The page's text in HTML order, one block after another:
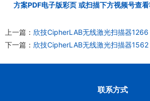
方案PDF电子版彩页 或扫描下方视频号查
上一篇： 欣技CipherLAB无线激光扫描器1266
下一篇： 欣技CipherLAB无线激光扫描器1562
联系方式